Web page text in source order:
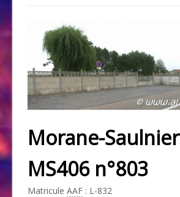
Morane-Saulnier
MS406 n°803
Matricule AAF : L-832